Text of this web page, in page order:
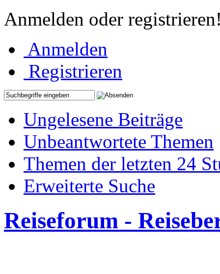
Anmelden oder
Anmelden
Registrieren
Ungelesene Beiträge
Unbeantwortete Themen
Themen der letzten 24
Erweiterte Suche
Reiseforum -